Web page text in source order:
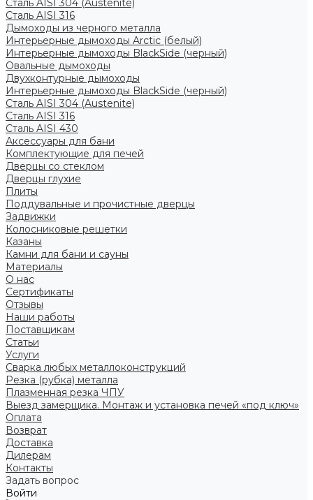
Сталь AISI 304 (Austenite)
Сталь AISI 316
Дымоходы из черного металла
Интерьерные дымоходы Arctic (белый)
Интерьерные дымоходы BlackSide (черный)
Овальные дымоходы
Двухконтурные дымоходы
Интерьерные дымоходы BlackSide (черный)
Сталь AISI 304 (Austenite)
Сталь AISI 316
Сталь AISI 430
Аксессуары для бани
Комплектующие для печей
Дверцы со стеклом
Дверцы глухие
Плиты
Поддувальные и прочистные дверцы
Задвижки
Колосниковые решетки
Казаны
Камни для бани и сауны
Материалы
О нас
Сертификаты
Отзывы
Наши работы
Поставщикам
Статьи
Услуги
Сварка любых металлоконструкций
Резка (рубка) металла
Плазменная резка ЧПУ
Выезд замерщика. Монтаж и установка печей «под ключ»
Оплата
Возврат
Доставка
Дилерам
Контакты
Задать вопрос
Войти